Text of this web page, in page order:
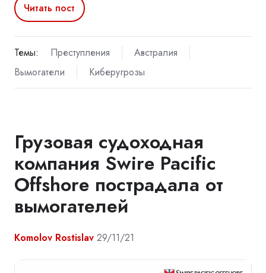
Читать пост
Темы: Преступления
Австралия
Вымогатели
Киберугрозы
Грузовая судоходная
компания Swire Pacific
Offshore пострадала от
вымогателей
Komolov Rostislav 29/11/21